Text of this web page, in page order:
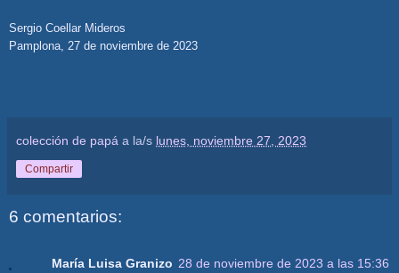
Sergio Coellar Mideros
Pamplona, 27 de noviembre de 2023
colección de papá a la/s lunes, noviembre 27, 2023
Compartir
6 comentarios:
María Luisa Granizo 28 de noviembre de 2023 a las 15:36